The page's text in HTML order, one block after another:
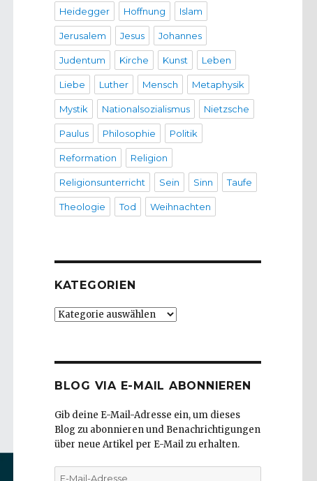
Heidegger Hoffnung Islam
Jerusalem Jesus Johannes
Judentum Kirche Kunst Leben
Liebe Luther Mensch Metaphysik
Mystik Nationalsozialismus Nietzsche
Paulus Philosophie Politik
Reformation Religion
Religionsunterricht Sein Sinn Taufe
Theologie Tod Weihnachten
KATEGORIEN
Kategorien
BLOG VIA E-MAIL ABONNIEREN
Gib deine E-Mail-Adresse ein, um dieses
Blog zu abonnieren und Benachrichtigungen
über neue Artikel per E-Mail zu erhalten.
E-